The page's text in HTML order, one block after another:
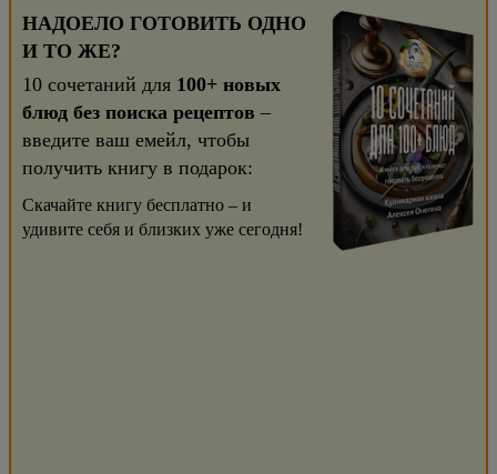
НАДОЕЛО ГОТОВИТЬ ОДНО
И ТО ЖЕ?
10 сочетаний для 100+ новых
блюд без поиска рецептов –
введите ваш емейл, чтобы
получить книгу в подарок:
Скачайте книгу бесплатно – и
удивите себя и близких уже сегодня!